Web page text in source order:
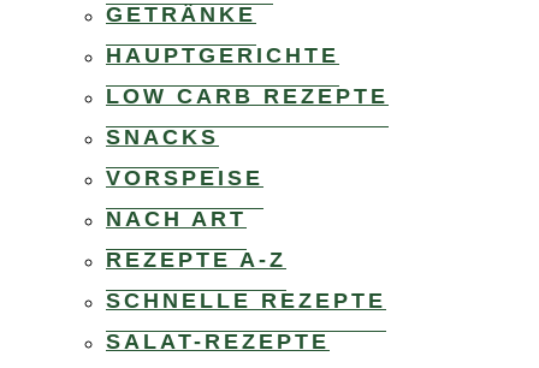
GETRÄNKE
HAUPTGERICHTE
LOW CARB REZEPTE
SNACKS
VORSPEISE
NACH ART
REZEPTE A-Z
SCHNELLE REZEPTE
SALAT-REZEPTE